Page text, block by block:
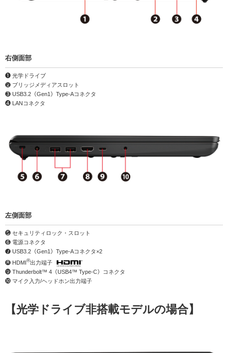
右側面部
❶ 光学ドライブ
❷ ブリッジメディアスロット
❸ USB3.2（Gen1）Type-Aコネクタ
❹ LANコネクタ
左側面部
❺ セキュリティロック・スロット
❻ 電源コネクタ
❼ USB3.2（Gen1）Type-Aコネクタ×2
❽ HDMI®出力端子
❾ Thunderbolt™ 4（USB4™ Type-C）コネクタ
❿ マイク入力/ヘッドホン出力端子
【光学ドライブ非搭載モデルの場合】